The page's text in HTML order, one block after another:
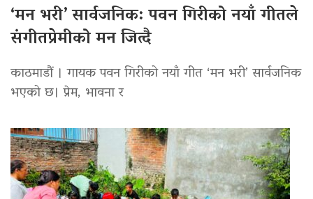
‘मन भरी’ सार्वजनिक: पवन गिरीको नयाँ गीतले
संगीतप्रेमीको मन जित्दै
काठमाडौं । गायक पवन गिरीको नयाँ गीत ‘मन भरी’ सार्वजनिक
भएको छ। प्रेम, भावना र